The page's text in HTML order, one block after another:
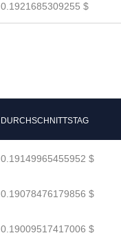
0.1921685309255 $
DURCHSCHNITTSTAG
0.19149965455952 $
0.19078476179856 $
0.19009517417006 $